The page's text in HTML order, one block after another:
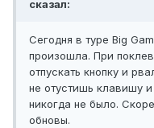
сказал:
Сегодня в туре Big
произошла. При
отпускать кнопку и
не отустишь клавишу
никогда не было.
обновы.